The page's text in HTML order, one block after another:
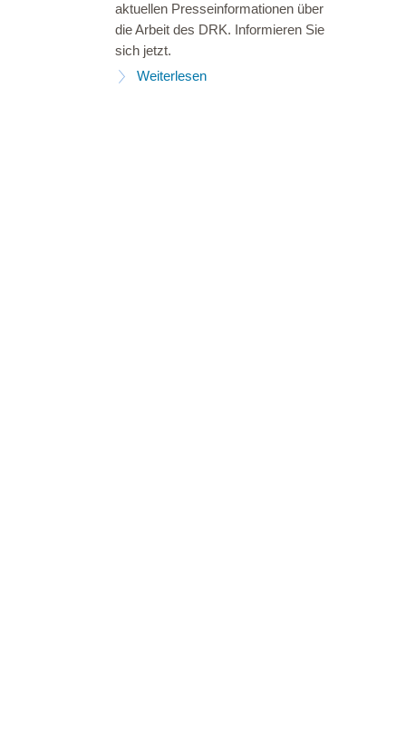
aktuellen Presseinformationen über
die Arbeit des DRK. Informieren Sie
sich jetzt.
Weiterlesen